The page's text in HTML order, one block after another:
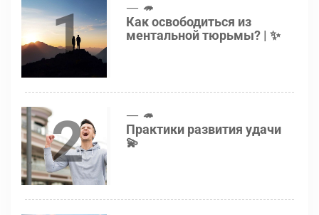
1 🦔
Как освободиться из
ментальной тюрьмы? | ✨
2 🦔
Практики развития удачи
💫